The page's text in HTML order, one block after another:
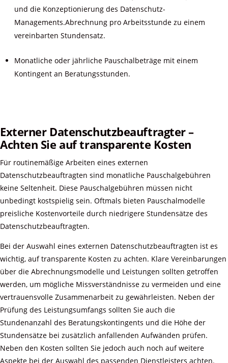
und die Konzeptionierung des Datenschutz-
Managements.Abrechnung pro Arbeitsstunde zu einem
vereinbarten Stundensatz.
Monatliche oder jährliche Pauschalbeträge mit einem
Kontingent an Beratungsstunden.
Externer Datenschutzbeauftragter –
Achten Sie auf transparente Kosten
Für routinemäßige Arbeiten eines externen
Datenschutzbeauftragten sind monatliche Pauschalgebühren
keine Seltenheit. Diese Pauschalgebühren müssen nicht
unbedingt kostspielig sein. Oftmals bieten Pauschalmodelle
preisliche Kostenvorteile durch niedrigere Stundensätze des
Datenschutzbeauftragten.
Bei der Auswahl eines externen Datenschutzbeauftragten ist es
wichtig, auf transparente Kosten zu achten. Klare Vereinbarungen
über die Abrechnungsmodelle und Leistungen sollten getroffen
werden, um mögliche Missverständnisse zu vermeiden und eine
vertrauensvolle Zusammenarbeit zu gewährleisten. Neben der
Prüfung des Leistungsumfangs sollten Sie auch die
Stundenanzahl des Beratungskontingents und die Höhe der
Stundensätze bei zusätzlich anfallenden Aufwänden prüfen.
Neben den Kosten sollten Sie jedoch auch noch auf weitere
Aspekte bei der Auswahl des passenden Dienstleisters achten.